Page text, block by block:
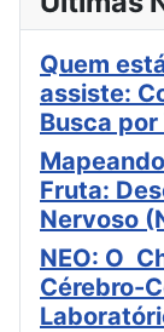
Quem
assiste:
Busca
Fruta:
Nervoso
NEO: O
Cérebro-